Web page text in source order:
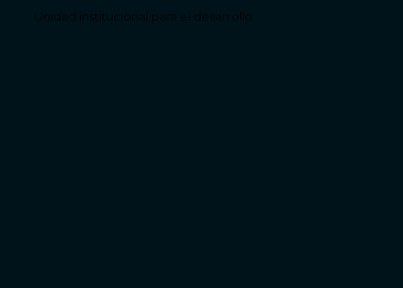
Unidad institucional para el desarrollo